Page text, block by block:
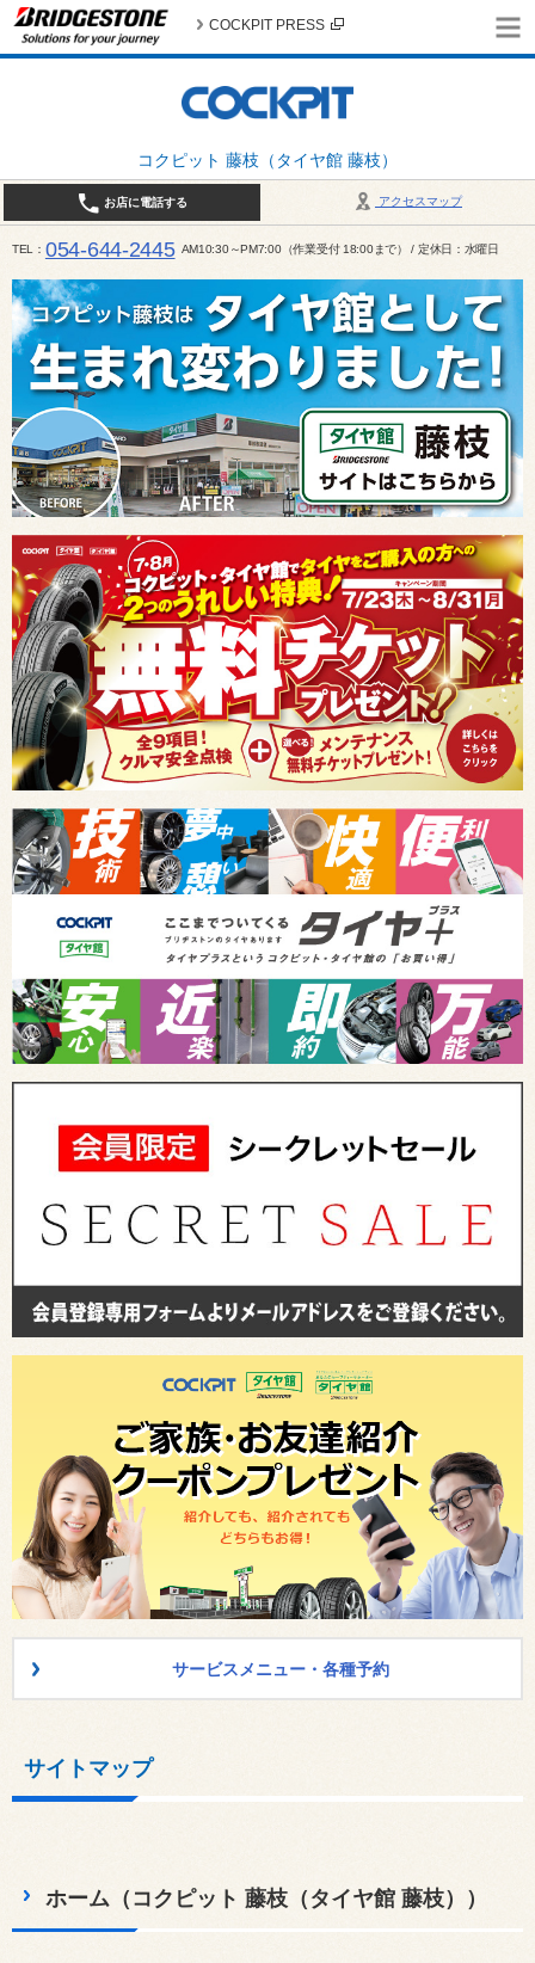
コクピット 藤枝（タイヤ館 藤枝）
COCKPIT PRESS
アクセスマップ
お店に電話する
TEL 054-644-2445 AM10:30～PM7:00（作業受付 18:00まで） / 定休日：水曜日
サービスメニュー・各種予約
サイトマップ
ホーム（コクピット 藤枝（タイヤ館 藤枝））